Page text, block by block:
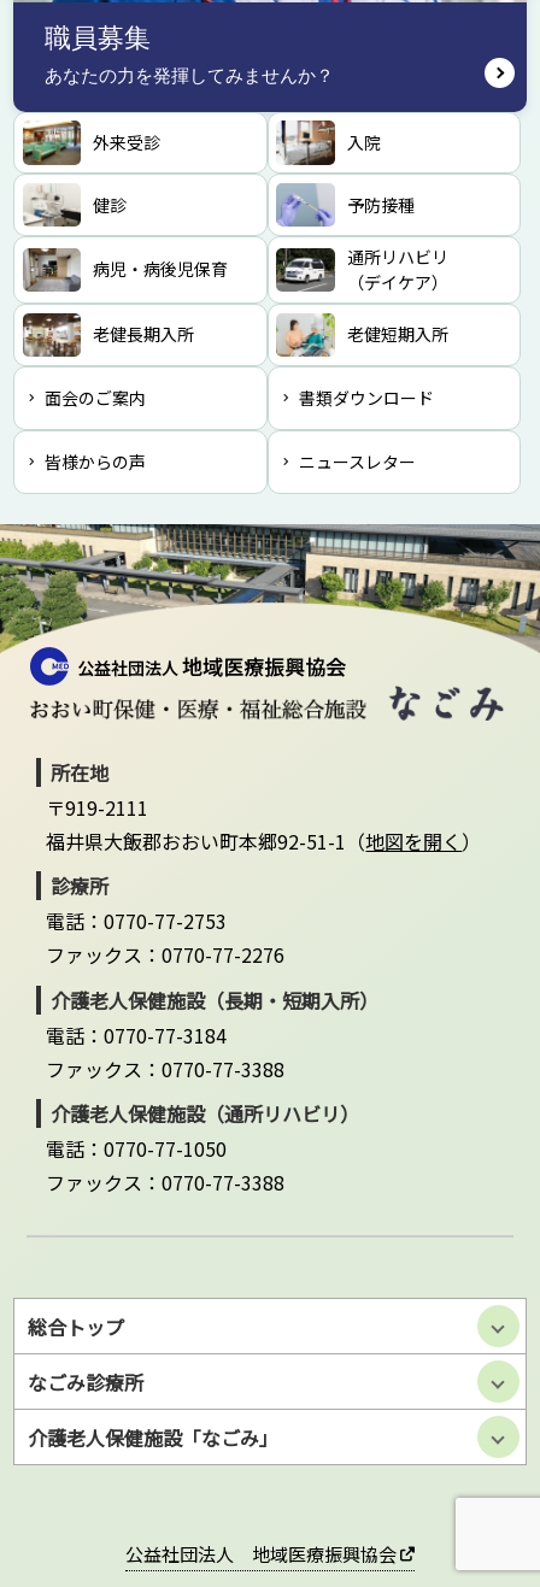
外来受診 入院
健診 予防接種
病児・病後児保育
通所リハビリ
（デイケア）
老健長期入所 老健短期入所
面会のご案内 書類ダウンロード
皆様からの声 ニュースレター
職員募集
あなたの力を発揮してみませんか？
所在地
〒919-2111
福井県大飯郡おおい町本郷92-51-1（地図を開く ）
診療所
電話：0770-77-2753
ファックス：0770-77-2276
介護老人保健施設（長期・短期入所）
電話：0770-77-3184
ファックス：0770-77-3388
介護老人保健施設（通所リハビリ）
電話：0770-77-1050
ファックス：0770-77-3388
総合トップ
なごみ診療所
介護老人保健施設「なごみ」
公益社団法人 地域医療振興協会